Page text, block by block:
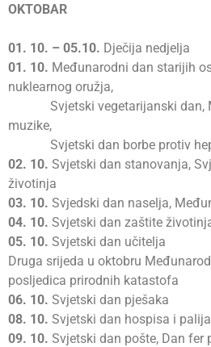
OKTOBAR
01. 10. – 05.10. Dječija nedjelja
01. 10. Međunarodni dan starijih
nuklearnog oružja,
Svjetski vegetarijanski dan,
muzike,
Svjetski dan borbe protiv
02. 10. Svjetski dan stanovanja,
životinja
03. 10. Svjedski dan naselja,
04. 10. Svjetski dan zaštite
05. 10. Svjetski dan učitelja
Druga srijeda u oktobru
posljedica prirodnih katastofa
06. 10. Svjetski dan pješaka
08. 10. Svjetski dan hospisa i
09. 10. Svjetski dan pošte, Dan fer